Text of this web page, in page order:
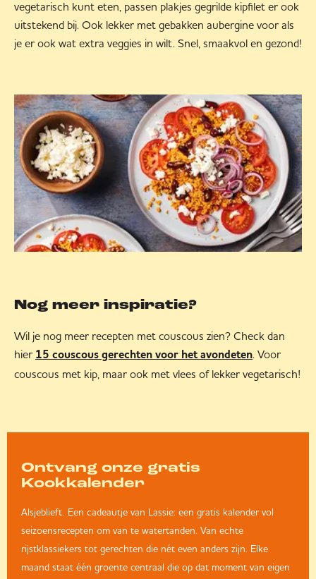
vegetarisch kunt eten, passen plakjes gegrilde kipfilet er ook
uitstekend bij. Ook lekker met gebakken aubergine voor als
je er ook wat extra veggies in wilt. Snel, smaakvol en gezond!
Nog meer inspiratie?
Wil je nog meer recepten met couscous zien? Check dan
hier 15 couscous gerechten voor het avondeten. Voor
couscous met kip, maar ook met vlees of lekker vegetarisch!
Ontvang onze gratis
Kookkalender
Alsjeblieft. Een cadeautje van Lassie: een gratis kalender vol
seizoensrecepten om van te watertanden. Van echte
rijstklassiekers tot gerechten die nét even anders zijn. Elke
maand staat één groente centraal die op dat moment van eigen